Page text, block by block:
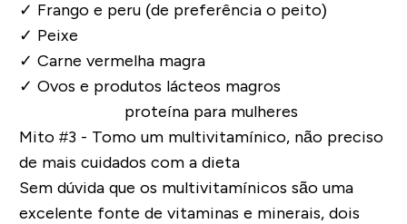
✓ Frango e peru (de preferência o peito)
✓ Peixe
✓ Carne vermelha magra
✓ Ovos e produtos lácteos magros
Mito #3 - Tomo um multivitamínico, não preciso
de mais cuidados com a dieta
Sem dúvida que os multivitamínicos são uma
excelente fonte de vitaminas e minerais, dois